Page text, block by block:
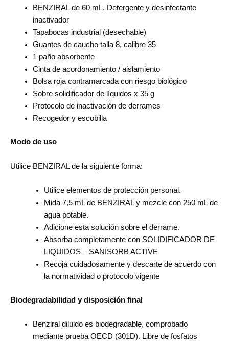
BENZIRAL de 60 mL. Detergente y desinfectante
inactivador
Tapabocas industrial (desechable)
Guantes de caucho talla 8, calibre 35
1 paño absorbente
Cinta de acordonamiento / aislamiento
Bolsa roja contramarcada con riesgo biológico
Sobre solidificador de líquidos x 35 g
Protocolo de inactivación de derrames
Recogedor y escobilla
Modo de uso
Utilice BENZIRAL de la siguiente forma:
Utilice elementos de protección personal.
Mida 7,5 mL de BENZIRAL y mezcle con 250 mL de
agua potable.
Adicione esta solución sobre el derrame.
Absorba completamente con SOLIDIFICADOR DE
LIQUIDOS – SANISORB ACTIVE
Recoja cuidadosamente y descarte de acuerdo con
la normatividad o protocolo vigente
Biodegradabilidad y disposición final
Benziral diluido es biodegradable, comprobado
mediante prueba OECD (301D). Libre de fosfatos